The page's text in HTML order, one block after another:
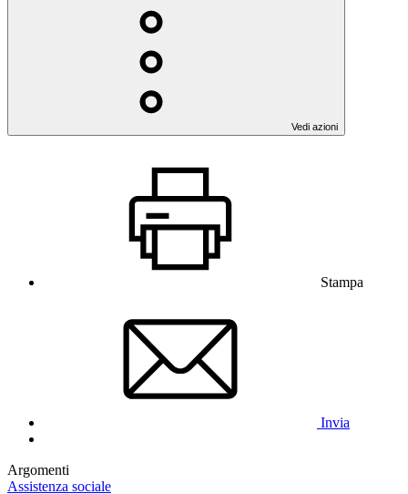
Vedi azioni
Stampa
Invia
Argomenti
Assistenza sociale